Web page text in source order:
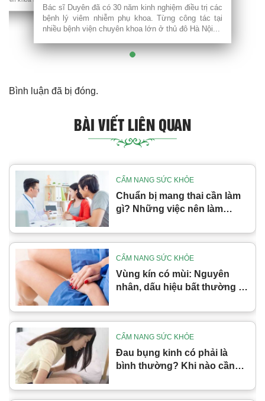
Bác sĩ Duyên đã có 30 năm kinh nghiệm điều trị các
bệnh lý viêm nhiễm phụ khoa. Từng công tác tại
nhiều bệnh viện chuyên khoa lớn ở thủ đô Hà Nội...
Bình luận đã bị đóng.
BÀI VIẾT LIÊN QUAN
CẨM NANG SỨC KHỎE
Chuẩn bị mang thai cần làm
gì? Những việc nên làm
CẨM NANG SỨC KHỎE
Vùng kín có mùi: Nguyên
nhân, dấu hiệu bất thường và
CẨM NANG SỨC KHỎE
Đau bụng kinh có phải là
bình thường? Khi nào cần